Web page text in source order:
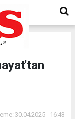
30.04.2025 - 16:43